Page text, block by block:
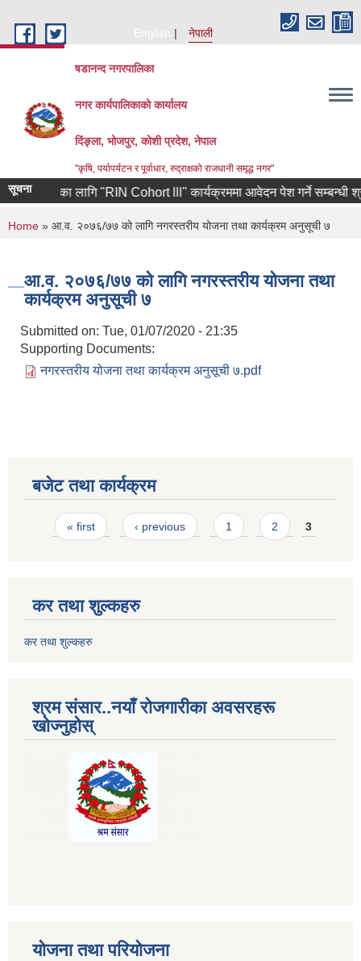
English
नेपाली
षडानन्द नगरपालिका
नगर कार्यपालिकाको कार्यालय
दिंङ्ला, भोजपुर, कोशी प्रदेश, नेपाल
"कृषि, पर्यापर्यटन र पूर्वाधार, रुद्राक्षको राजधानी समृद्ध नगर"
सूचना
उद्यमीहरुका लागि "RIN Cohort lll" कार्यक्रममा आवेदन पेश गर्ने सम्बन्धी
You are here
Home » आ.व. २०७६/७७ को लागि नगरस्तरीय योजना तथा कार्यक्रम अनुसूची ७
आ.व. २०७६/७७ को लागि नगरस्तरीय योजना तथा
कार्यक्रम अनुसूची ७
Submitted on: Tue, 01/07/2020 - 21:35
Supporting Documents:
नगरस्तरीय योजना तथा कार्यक्रम अनुसूची ७.pdf
बजेट तथा कार्यक्रम
Pages
« first ‹ previous 1 2 3
कर तथा शुल्कहरु
कर तथा शुल्कहरु
श्रम संसार..नयाँ रोजगारीका अवसरहरू
खोज्नुहोस्
योजना तथा परियोजना